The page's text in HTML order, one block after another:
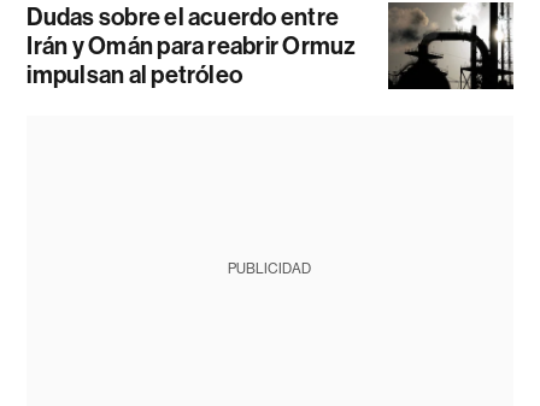
Dudas sobre el acuerdo entre
Irán y Omán para reabrir Ormuz
impulsan al petróleo
PUBLICIDAD